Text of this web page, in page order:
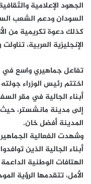
الجهود الإعلامية
السودان ودعم الشعب
كذلك دعوة تكريمية من
الإنجليزية العربية،
​تفاعل جماهيري واسع
​اختتم رئيس الوزراء
أبناء الجالية في مقر
إلى مدينة مانشستر،
المدينة أفضل خان.
​وشهدت الفعالية
أبناء الجالية الذين
الهتافات الوطنية
الأمل، تتقدمها الرؤية